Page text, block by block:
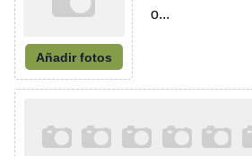
Añadir fotos
o...